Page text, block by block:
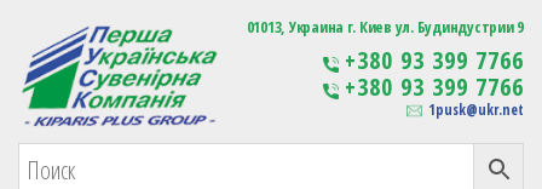
Первая Украинская Сувенирная Компания Изготовление
сувенирной продукции
с логотипом
01013, Украина г. Киев ул. Будиндустрии 9
+380 93 399 7766
+380 93 399 7766
1pusk@ukr.net